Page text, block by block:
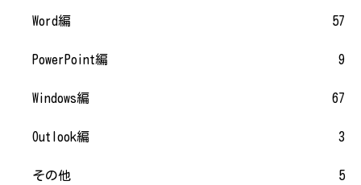
Word編 57
PowerPoint編 9
Windows編 67
Outlook編 3
その他 5